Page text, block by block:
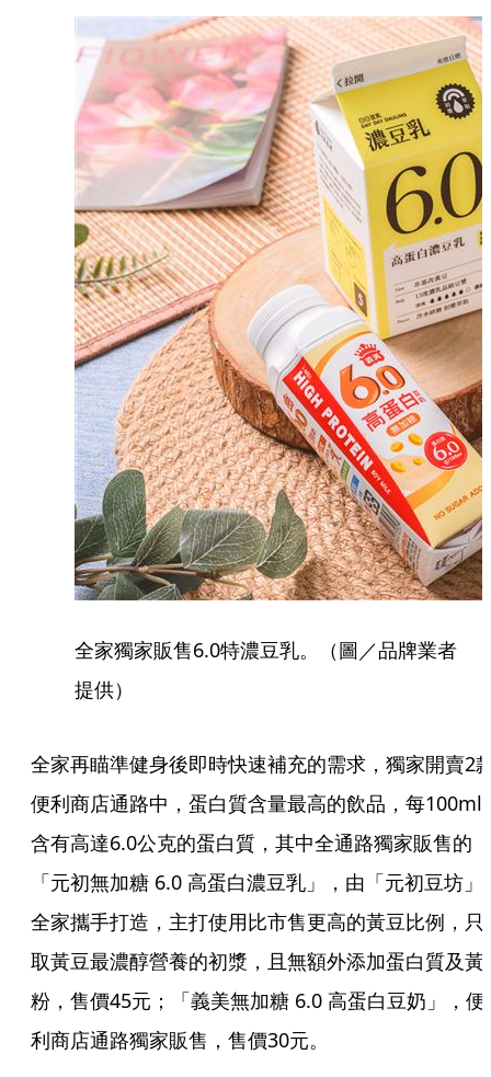
全家獨家販售6.0特濃豆乳。（圖／品牌業者
提供）
全家再瞄準健身後即時快速補充的需求，獨家開賣2
便利商店通路中，蛋白質含量最高的飲品，每100ml
含有高達6.0公克的蛋白質，其中全通路獨家販售的
「元初無加糖 6.0 高蛋白濃豆乳」，由「元初豆坊」
全家攜手打造，主打使用比市售更高的黃豆比例，只
取黃豆最濃醇營養的初漿，且無額外添加蛋白質及黃
粉，售價45元；「義美無加糖 6.0 高蛋白豆奶」，便
利商店通路獨家販售，售價30元。